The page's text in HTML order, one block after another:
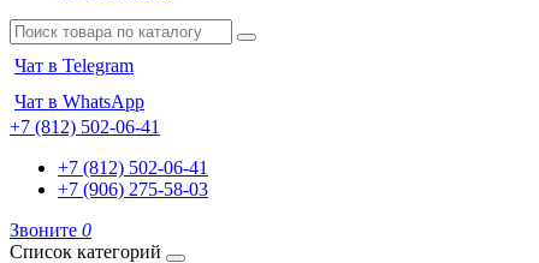
Чат в Telegram
Чат в WhatsApp
+7 (812) 502-06-41
+7 (812) 502-06-41
+7 (906) 275-58-03
Звоните 0
Список категорий